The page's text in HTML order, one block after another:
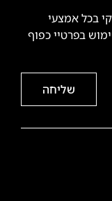
בכל אמצעי
בפרטיי כפוף
שליחה